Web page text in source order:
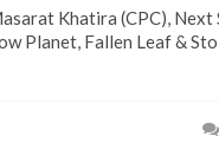
Khatira (CPC),
Planet, Fallen Leaf &